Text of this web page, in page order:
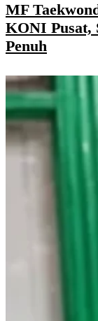
MF
KONI Pusat,
Penuh